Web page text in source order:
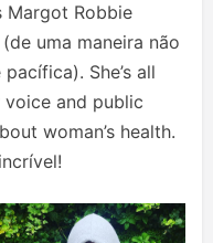
Margot Robbie
uma maneira não
She’s all
and public
woman’s health.